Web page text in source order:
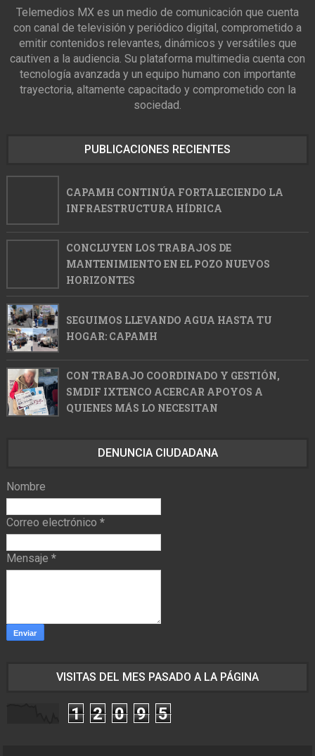
Telemedios MX es un medio de comunicación que cuenta
con canal de televisión y periódico digital, comprometido a
emitir contenidos relevantes, dinámicos y versátiles que
cautiven a la audiencia. Su plataforma multimedia cuenta con
tecnología avanzada y un equipo humano con importante
trayectoria, altamente capacitado y comprometido con la
sociedad.
PUBLICACIONES RECIENTES
CAPAMH CONTINÚA FORTALECIENDO LA
INFRAESTRUCTURA HÍDRICA
CONCLUYEN LOS TRABAJOS DE
MANTENIMIENTO EN EL POZO NUEVOS
HORIZONTES
SEGUIMOS LLEVANDO AGUA HASTA TU
HOGAR: CAPAMH
CON TRABAJO COORDINADO Y GESTIÓN,
SMDIF IXTENCO ACERCAR APOYOS A
QUIENES MÁS LO NECESITAN
DENUNCIA CIUDADANA
Nombre
Correo electrónico *
Mensaje *
VISITAS DEL MES PASADO A LA PÁGINA
1 2 0 9 5